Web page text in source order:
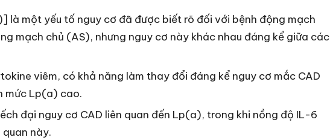
một yếu tố nguy cơ đã được biết rõ đối với bệnh động mạch
mạch chủ (AS), nhưng nguy cơ này khác nhau đáng kể giữa các
viêm, có khả năng làm thay đổi đáng kể nguy cơ mắc CAD
mức Lp(a) cao.
đại nguy cơ CAD liên quan đến Lp(a), trong khi nồng độ IL-6
này.